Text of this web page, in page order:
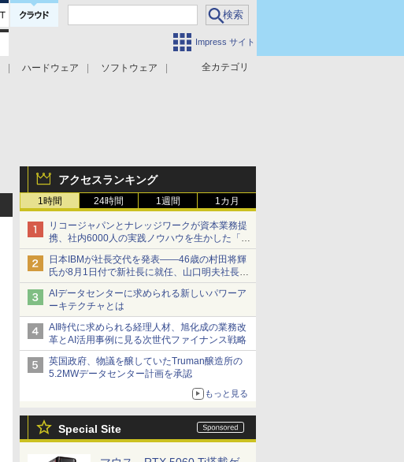
Impress サイト
全カテゴリ
ハードウェア
ソフトウェア
アクセスランキング
1時間 24時間 1週間 1カ月
リコージャパンとナレッジワークが資本業務提
携、社内6000人の実践ノウハウを生かした「AI
商談記録 for RICOH」を展開へ
日本IBMが社長交代を発表――46歳の村田将輝
氏が8月1日付で新社長に就任、山口明夫社長は
会長へ
AIデータセンターに求められる新しいパワーア
ーキテクチャとは
AI時代に求められる経理人材、旭化成の業務改
革とAI活用事例に見る次世代ファイナンス戦略
英国政府、物議を醸していたTruman醸造所の
5.2MWデータセンター計画を承認
もっと見る
Special Site